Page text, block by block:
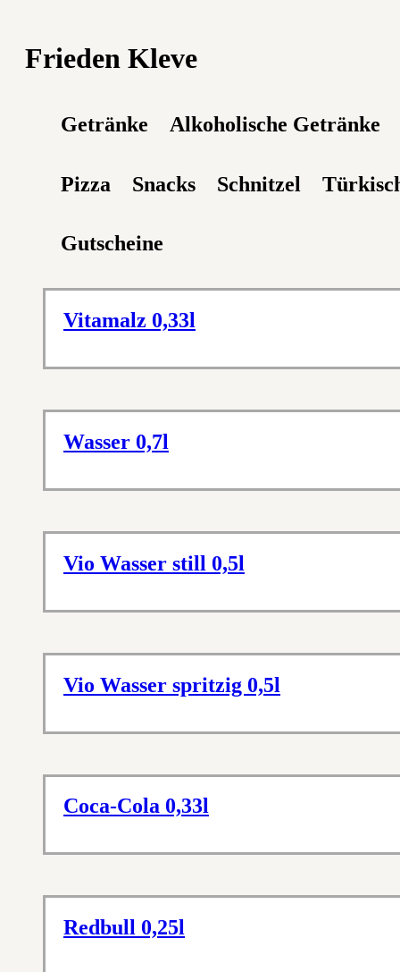
Frieden Kleve
Getränke Alkoholische Getränke
Pizza Snacks Schnitzel
Gutscheine
Vitamalz 0,33l
Wasser 0,7l
Vio Wasser still 0,5l
Vio Wasser spritzig 0,5l
Coca-Cola 0,33l
Redbull 0,25l